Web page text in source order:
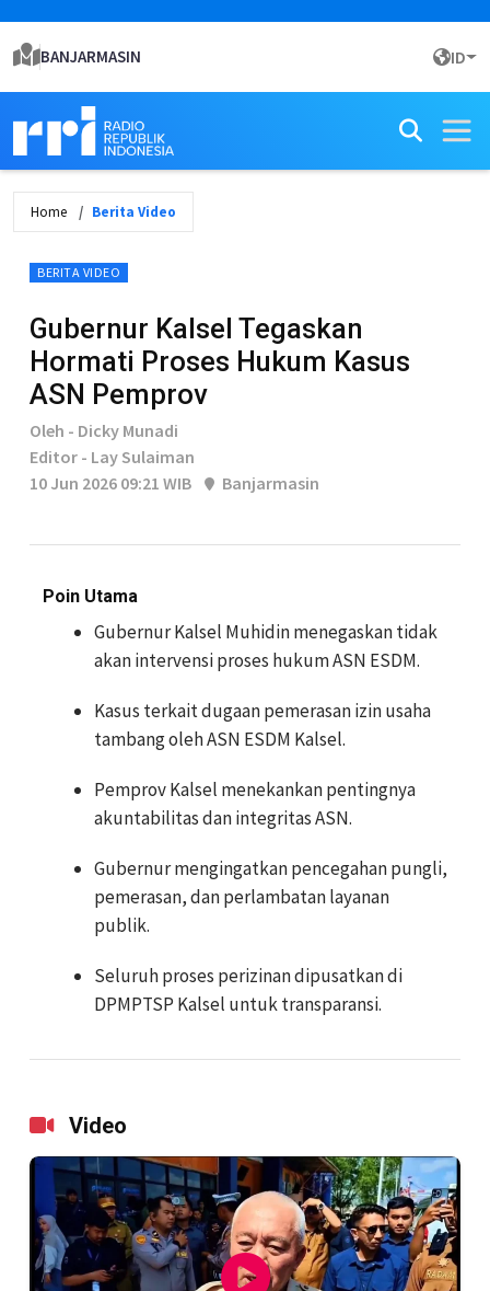
BANJARMASIN ID
Home Berita Video
BERITA VIDEO
Gubernur Kalsel Tegaskan
Hormati Proses Hukum Kasus
ASN Pemprov
Oleh - Dicky Munadi
Editor - Lay Sulaiman
10 Jun 2026 09:21 WIB
Banjarmasin
Poin Utama
Gubernur Kalsel Muhidin menegaskan tidak
akan intervensi proses hukum ASN ESDM.
Kasus terkait dugaan pemerasan izin usaha
tambang oleh ASN ESDM Kalsel.
Pemprov Kalsel menekankan pentingnya
akuntabilitas dan integritas ASN.
Gubernur mengingatkan pencegahan pungli,
pemerasan, dan perlambatan layanan
publik.
Seluruh proses perizinan dipusatkan di
DPMPTSP Kalsel untuk transparansi.
Video